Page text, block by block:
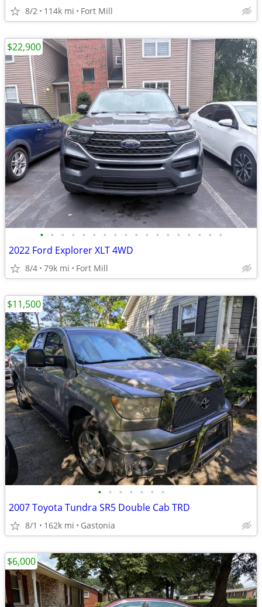
8/2 114k mi Fort Mill
• • • • • • • • • • • • • • • • • •
2022 Ford Explorer XLT 4WD
8/4 79k mi Fort Mill
$22,900
• • • • • • •
2007 Toyota Tundra SR5 Double Cab TRD
8/1 162k mi Gastonia
$11,500
$6,000